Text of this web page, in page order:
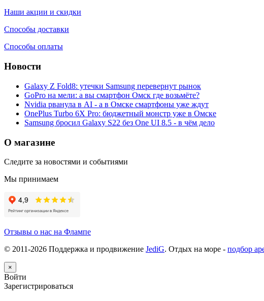
Наши акции и скидки
Способы доставки
Способы оплаты
Новости
Galaxy Z Fold8: утечки Samsung перевернут рынок
GoPro на мели: а вы смартфон Омск где возьмёте?
Nvidia рванула в AI - а в Омске смартфоны уже ждут
OnePlus Turbo 6X Pro: бюджетный монстр уже в Омске
Samsung бросил Galaxy S22 без One UI 8.5 - в чём дело
О магазине
Следите за новостями и событиями
Мы принимаем
Отзывы о нас на Флампе
© 2011-2026 Поддержка и продвижение JediG. Отдых на море - подбор
×
Войти
Зарегистрироваться